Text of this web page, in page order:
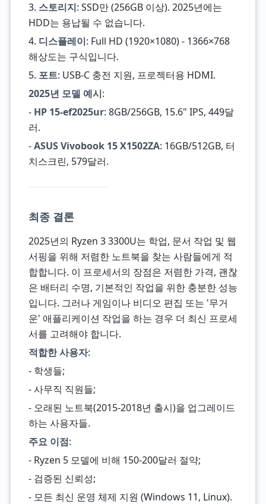
3. 스토리지: SSD만 (256GB 이상). 2025년에는
HDD는 용납될 수 없습니다.
4. 디스플레이: Full HD (1920×1080) - 1366×768
해상도는 구식입니다.
5. 포트: USB-C 충전 지원, 프로젝터용 HDMI.
2025년 모델 예시:
- HP 15-ef2025ur: 8GB/256GB, 15.6" IPS, 449달
러.
-ASUS Vivobook 15 X1502ZA: 16GB/512GB, 터
치스크린, 579달러.
최종 결론
2025년의 Ryzen 3 3300U는 학업, 문서 작업 및 웹
서핑을 위해 저렴한 노트북을 찾는 사람들에게 적
합합니다. 이 프로세서의 장점은 저렴한 가격, 괜찮
은 배터리 수명, 기본적인 작업을 위한 충분한 성능
입니다. 그러나 게임이나 비디오 편집 또는 '무거
운' 애플리케이션 작업을 하는 경우 더 최신 프로세
서를 고려해야 합니다.
적합한 사용자:
- 학생들;
- 사무직 직원들;
- 오래된 노트북(2015-2018년 출시)을 업그레이드
하는 사용자들.
주요 이점:
- Ryzen 5 모델에 비해 150-200달러 절약;
- 검증된 신뢰성;
- 모든 최신 운영 체제 지원 (Windows 11, Linux).